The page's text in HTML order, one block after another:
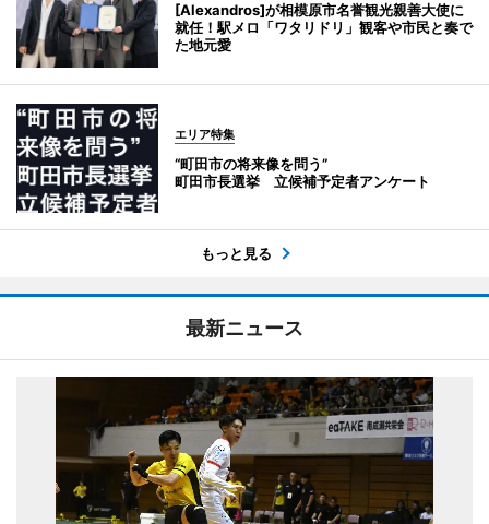
[Alexandros]が相模原市名誉観光親善大使に
就任！駅メロ「ワタリドリ」観客や市民と奏で
た地元愛
エリア特集
“町田市の将来像を問う”
町田市長選挙 立候補予定者アンケート
もっと見る
最新ニュース